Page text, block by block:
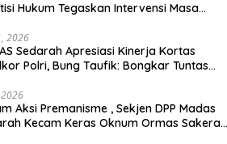
Hukum Tegaskan Intervensi Masa
2026
Sedarah Apresiasi Kinerja Kortas
Polri, Bung Taufik: Bongkar Tuntas
2026
Premanisme , Sekjen DPP Madas
Kecam Keras Oknum Ormas Sakera